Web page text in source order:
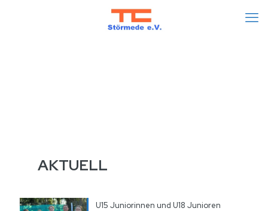
AKTUELL
U15 Juniorinnen und U18 Junioren